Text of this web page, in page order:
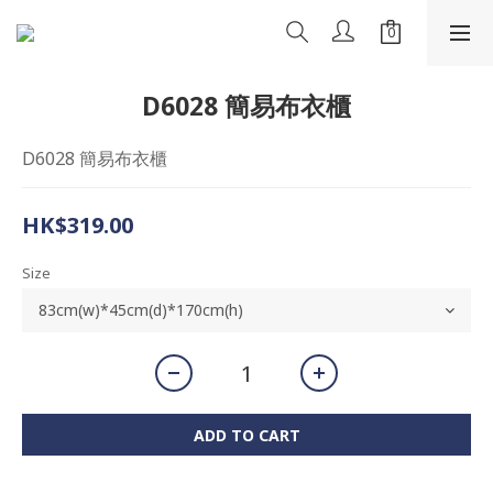
D6028 簡易布衣櫃
D6028 簡易布衣櫃
HK$319.00
Size
ADD TO CART